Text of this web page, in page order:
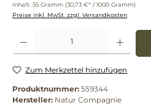
Inhalt: 55 Gramm (30,73 €* / 1000 Gramm)
Preise inkl. MwSt. zzgl. Versandkosten
Produkt Anzahl: Gib den gewünschten Wert
Zum Merkzettel hinzufügen
Produktnummer: 559344
Hersteller: Natur Compagnie